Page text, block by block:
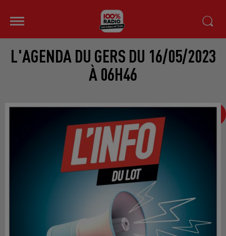
L'AGENDA DU GERS DU 16/05/2023
À 06H46